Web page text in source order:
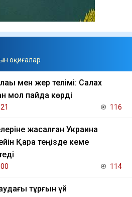
оқиғалар
мен жер телімі: Салах
мол пайда көрді
116
жасалған Украина
Қара теңізде кеме
114
тұрғын үй